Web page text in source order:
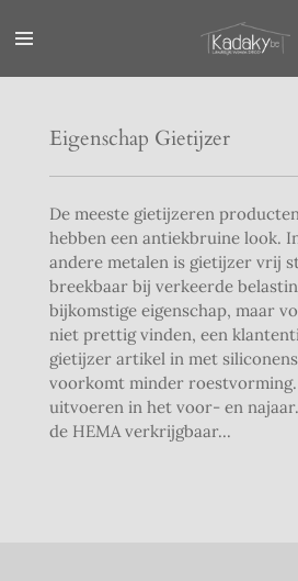
direct
Eigenschap Gietijzer
De meeste gietijzeren
hebben een antiekbruine look.
andere metalen is gietijzer vrij
breekbaar bij verkeerde
bijkomstige eigenschap, maar
niet prettig vinden, een
gietijzer artikel in met
voorkomt minder roestvorming.
uitvoeren in het voor- en
de HEMA verkrijgbaar...